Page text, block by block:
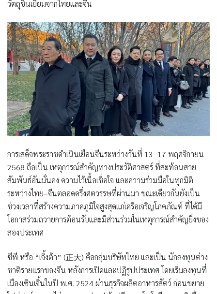
วัตถุชิ้นเยี่ยมจากไทยและจีน
การเสด็จพระราชดำเนินเยือนจีนระหว่างวันที่ 13–17 พฤศจิกายน
2568 ถือเป็น เหตุการณ์สำคัญทางประวัติศาสตร์ ที่สะท้อนสาย
สัมพันธ์อันมั่นคง ความไว้เนื้อเชื่อใจ และความร่วมมือในทุกมิติ
ระหว่างไทย–จีนตลอดครึ่งศตวรรษที่ผ่านมา ขณะเดียวกันยังเป็น
ช่วงเวลาที่สร้างความภาคภูมิใจสูงสุดแก่เครือเจริญโภคภัณฑ์ ที่ได้มี
โอกาสร่วมถวายการต้อนรับและมีส่วนร่วมในเหตุการณ์สำคัญยิ่งของ
สองประเทศ
ซีพี หรือ “เจิ้งต้า” (正大) คือกลุ่มบริษัทไทย และเป็น นักลงทุนต่าง
ชาติรายแรกของจีน หลังการเปิดและปฏิรูปประเทศ โดยเริ่มลงทุนที่
เมืองเซินเจิ้นในปี พ.ศ. 2524 ผ่านธุรกิจผลิตอาหารสัตว์ ก่อนขยาย